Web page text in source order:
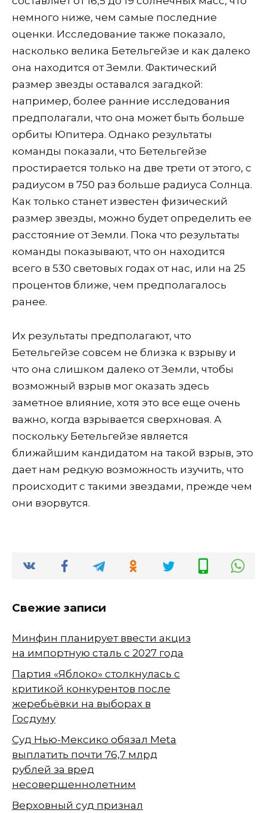
немного ниже, чем самые последние
оценки. Исследование также показало,
насколько велика Бетельгейзе и как далеко
она находится от Земли. Фактический
размер звезды оставался загадкой:
например, более ранние исследования
предполагали, что она может быть больше
орбиты Юпитера. Однако результаты
команды показали, что Бетельгейзе
простирается только на две трети от этого, с
радиусом в 750 раз больше радиуса Солнца.
Как только станет известен физический
размер звезды, можно будет определить ее
расстояние от Земли. Пока что результаты
команды показывают, что он находится
всего в 530 световых годах от нас, или на 25
процентов ближе, чем предполагалось
ранее.
Их результаты предполагают, что
Бетельгейзе совсем не близка к взрыву и
что она слишком далеко от Земли, чтобы
возможный взрыв мог оказать здесь
заметное влияние, хотя это все еще очень
важно, когда взрывается сверхновая. А
поскольку Бетельгейзе является
ближайшим кандидатом на такой взрыв, это
дает нам редкую возможность изучить, что
происходит с такими звездами, прежде чем
они взорвутся.
Свежие записи
Минфин планирует ввести акциз
на импортную сталь с 2027 года
Партия «Яблоко» столкнулась с
критикой конкурентов после
жеребьёвки на выборах в
Госдуму
Суд Нью-Мексико обязал Meta
выплатить почти 76,7 млрд
рублей за вред
несовершеннолетним
Верховный суд признал